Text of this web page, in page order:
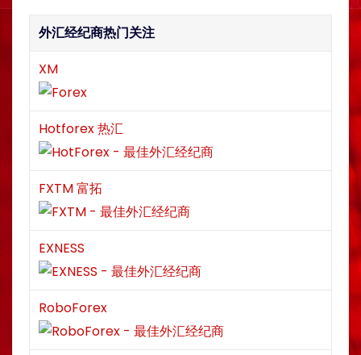
o
n
外汇经纪商热门关注
XM
Hotforex 热汇
FXTM 富拓
EXNESS
RoboForex